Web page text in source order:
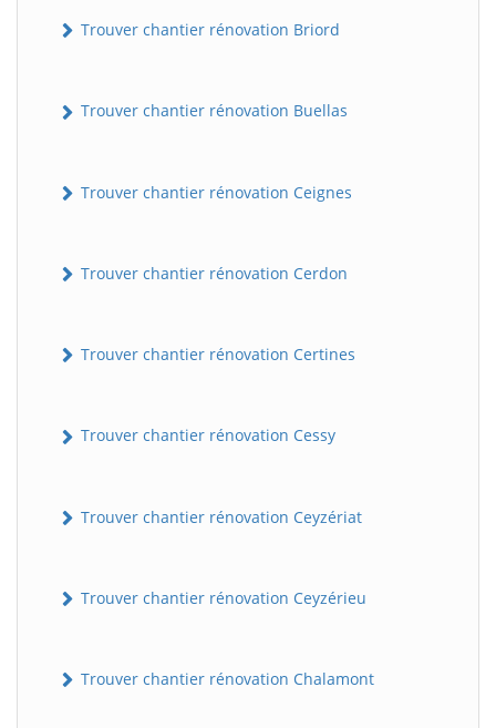
Trouver chantier rénovation Briord
Trouver chantier rénovation Buellas
Trouver chantier rénovation Ceignes
Trouver chantier rénovation Cerdon
Trouver chantier rénovation Certines
Trouver chantier rénovation Cessy
Trouver chantier rénovation Ceyzériat
Trouver chantier rénovation Ceyzérieu
Trouver chantier rénovation Chalamont